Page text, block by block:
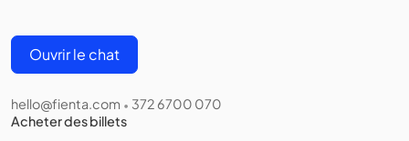
Ouvrir le chat
hello@fienta.com • 372 6700 070
Acheter des billets